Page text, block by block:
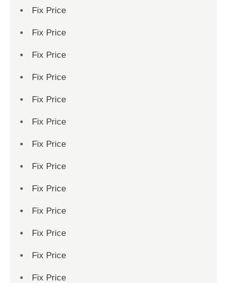
Fix Price
Fix Price
Fix Price
Fix Price
Fix Price
Fix Price
Fix Price
Fix Price
Fix Price
Fix Price
Fix Price
Fix Price
Fix Price